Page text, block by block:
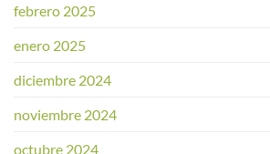
febrero 2025
enero 2025
diciembre 2024
noviembre 2024
octubre 2024